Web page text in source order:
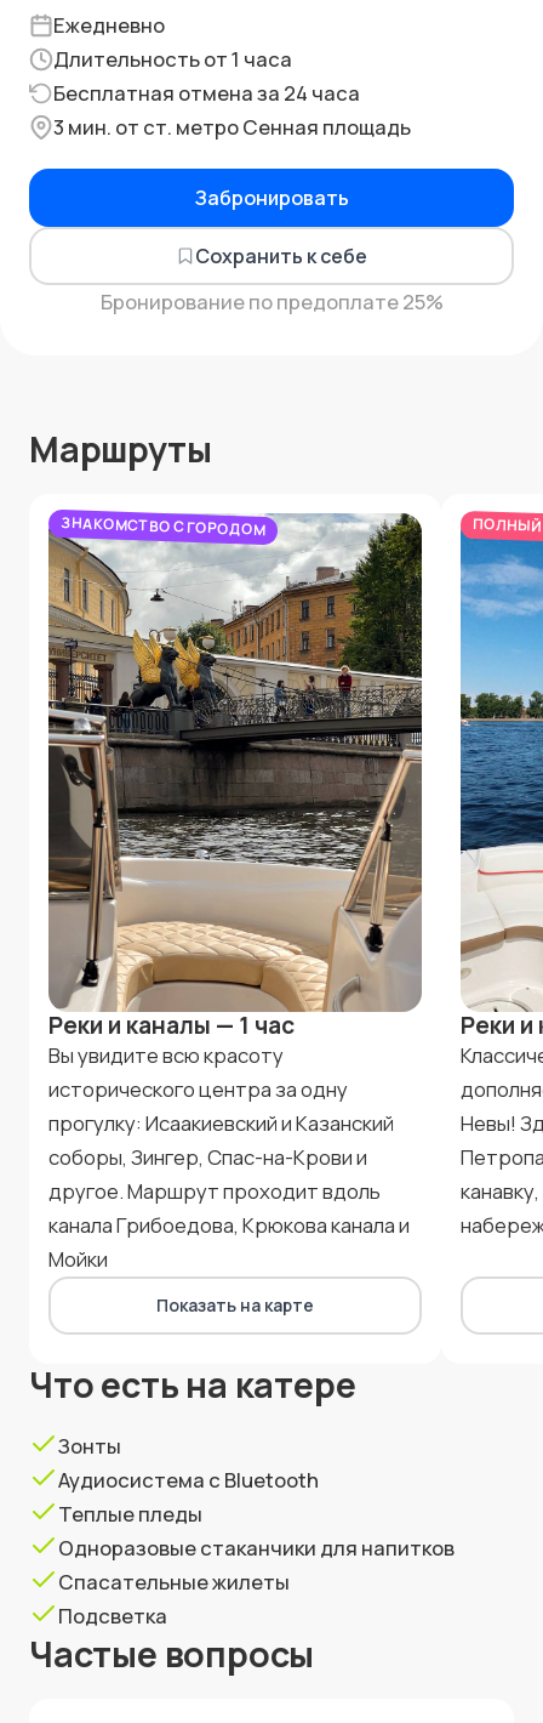
Ежедневно
Длительность от 1 часа
Бесплатная отмена за 24 часа
3 мин. от ст. метро Сенная площадь
Забронировать
Сохранить к себе
Бронирование по предоплате 25%
Маршруты
Реки и каналы — 1 час
Вы увидите всю красоту
исторического центра за одну
прогулку: Исаакиевский и Казанский
соборы, Зингер, Спас-на-Крови и
другое. Маршрут проходит вдоль
канала Грибоедова, Крюкова канала и
Мойки
ЗНАКОМСТВО С ГОРОДОМ
Показать на карте
Реки и
Невы!
ПОЛНЫЙ
Что есть на катере
Зонты
Аудиосистема с Bluetooth
Теплые пледы
Одноразовые стаканчики для напитков
Спасательные жилеты
Подсветка
Частые вопросы